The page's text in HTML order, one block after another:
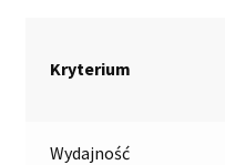
Kryterium
Wydajność